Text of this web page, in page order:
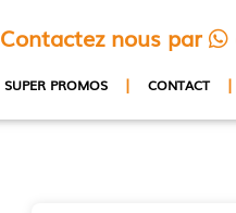
SUPER PROMOS | CONTACT |
Contactez nous par